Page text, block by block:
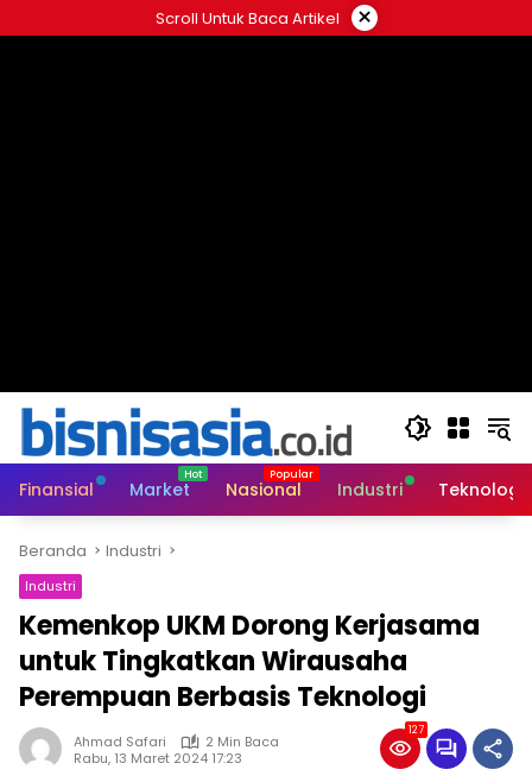
ke
Scroll Untuk Baca Artikel ×
Finansial Market Nasional Industri Teknologi
Beranda Industri
Industri
Kemenkop UKM Dorong Kerjasama
untuk Tingkatkan Wirausaha
Perempuan Berbasis Teknologi
Ahmad Safari
2 Min Baca
Rabu, 13 Maret 2024 17:23
127